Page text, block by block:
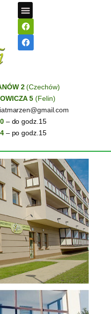
2(Czechów)
5 (Felin)
– do godz.15
– po godz.15